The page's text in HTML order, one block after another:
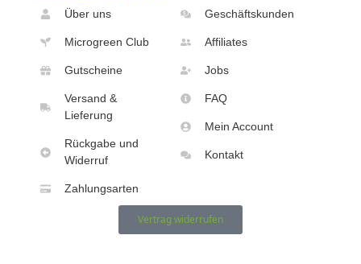
Über uns
Microgreen Club
Gutscheine
Versand &
Lieferung
Rückgabe und
Widerruf
Zahlungsarten
Geschäftskunden
Affiliates
Jobs
FAQ
Mein Account
Kontakt
Vertrag widerrufen